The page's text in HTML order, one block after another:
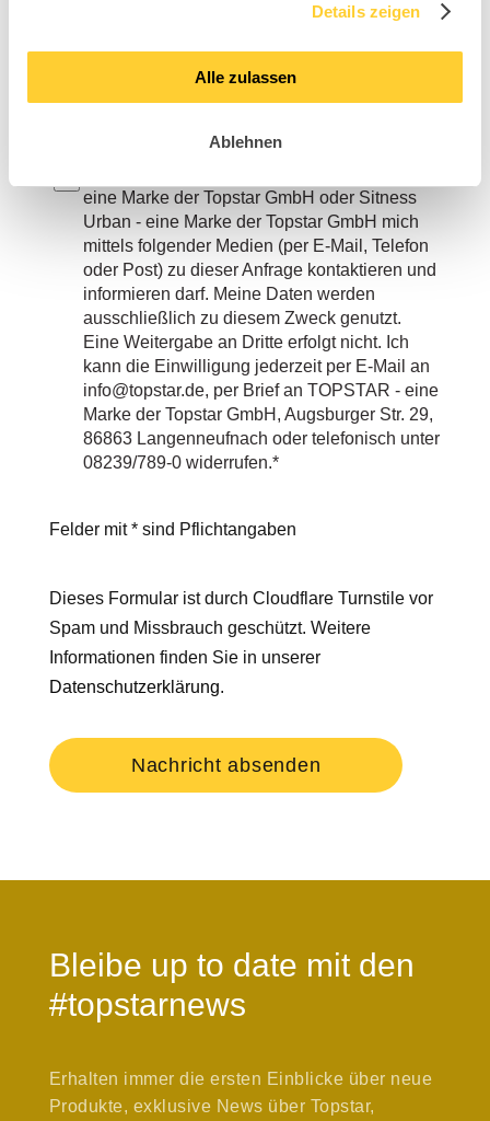
Details zeigen
Alle zulassen
Ablehnen
TOPSTAR - einer Marke der Topstar GmbH
eine Marke der Topstar GmbH oder Sitness
Urban - eine Marke der Topstar GmbH mich
mittels folgender Medien (per E-Mail, Telefon
oder Post) zu dieser Anfrage kontaktieren und
informieren darf. Meine Daten werden
ausschließlich zu diesem Zweck genutzt.
Eine Weitergabe an Dritte erfolgt nicht. Ich
kann die Einwilligung jederzeit per E-Mail an
info@topstar.de, per Brief an TOPSTAR - eine
Marke der Topstar GmbH, Augsburger Str. 29,
86863 Langenneufnach oder telefonisch unter
08239/789-0 widerrufen.*
Felder mit * sind Pflichtangaben
Dieses Formular ist durch Cloudflare Turnstile vor
Spam und Missbrauch geschützt. Weitere
Informationen finden Sie in unserer
Datenschutzerklärung.
Nachricht absenden
Bleibe up to date mit den
#topstarnews
Erhalten immer die ersten Einblicke über neue
Produkte, exklusive News über Topstar,